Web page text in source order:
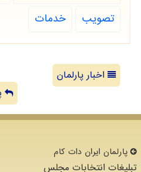
تصویب
خدمات
اخبار پارلمان
پارلمان ایران دات كام
تبلیغات انتخابات مجلس